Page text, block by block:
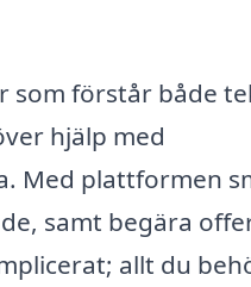
som förstår både
hjälp med
Med plattformen
samt begära
allt du